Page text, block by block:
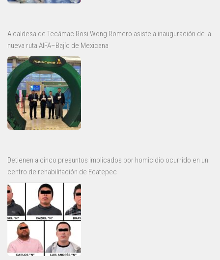
Alcaldesa de Tecámac Rosi Wong Romero asiste a inauguración de la
nueva ruta AIFA–Bajío de Mexicana
Detienen a cinco presuntos implicados por homicidio ocurrido en un
centro de rehabilitación de Ecatepec